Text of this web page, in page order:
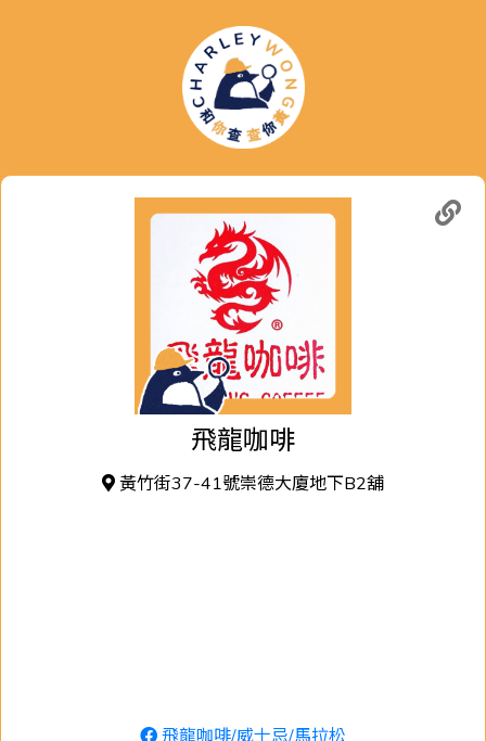
飛龍咖啡
黃竹街37-41號崇德大廈地下B2舖
飛龍咖啡/威士忌/馬拉松